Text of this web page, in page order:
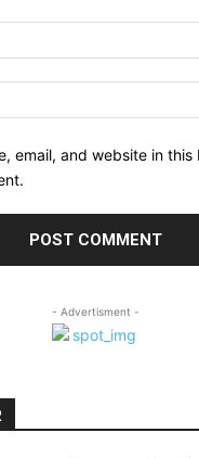
email, and website in
- Advertisment -